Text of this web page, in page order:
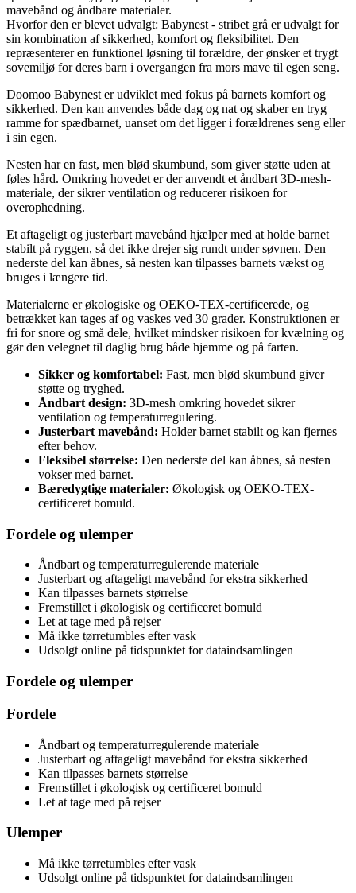
mavebånd og åndbare materialer.
Hvorfor den er blevet udvalgt: Babynest - stribet grå er udvalgt for
sin kombination af sikkerhed, komfort og fleksibilitet. Den
repræsenterer en funktionel løsning til forældre, der ønsker et trygt
sovemiljø for deres barn i overgangen fra mors mave til egen seng.
Doomoo Babynest er udviklet med fokus på barnets komfort og
sikkerhed. Den kan anvendes både dag og nat og skaber en tryg
ramme for spædbarnet, uanset om det ligger i forældrenes seng eller
i sin egen.
Nesten har en fast, men blød skumbund, som giver støtte uden at
føles hård. Omkring hovedet er der anvendt et åndbart 3D-mesh-
materiale, der sikrer ventilation og reducerer risikoen for
overophedning.
Et aftageligt og justerbart mavebånd hjælper med at holde barnet
stabilt på ryggen, så det ikke drejer sig rundt under søvnen. Den
nederste del kan åbnes, så nesten kan tilpasses barnets vækst og
bruges i længere tid.
Materialerne er økologiske og OEKO-TEX-certificerede, og
betrækket kan tages af og vaskes ved 30 grader. Konstruktionen er
fri for snore og små dele, hvilket mindsker risikoen for kvælning og
gør den velegnet til daglig brug både hjemme og på farten.
Sikker og komfortabel: Fast, men blød skumbund giver
støtte og tryghed.
Åndbart design: 3D-mesh omkring hovedet sikrer
ventilation og temperaturregulering.
Justerbart mavebånd: Holder barnet stabilt og kan fjernes
efter behov.
Fleksibel størrelse: Den nederste del kan åbnes, så nesten
vokser med barnet.
Bæredygtige materialer: Økologisk og OEKO-TEX-
certificeret bomuld.
Fordele og ulemper
Åndbart og temperaturregulerende materiale
Justerbart og aftageligt mavebånd for ekstra sikkerhed
Kan tilpasses barnets størrelse
Fremstillet i økologisk og certificeret bomuld
Let at tage med på rejser
Må ikke tørretumbles efter vask
Udsolgt online på tidspunktet for dataindsamlingen
Fordele og ulemper
Fordele
Åndbart og temperaturregulerende materiale
Justerbart og aftageligt mavebånd for ekstra sikkerhed
Kan tilpasses barnets størrelse
Fremstillet i økologisk og certificeret bomuld
Let at tage med på rejser
Ulemper
Må ikke tørretumbles efter vask
Udsolgt online på tidspunktet for dataindsamlingen